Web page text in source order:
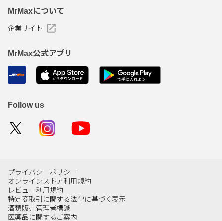
MrMaxについて
企業サイト
MrMax公式アプリ
Follow us
プライバシーポリシー
オンラインストア利用規約
レビュー利用規約
特定商取引に関する法律に基づく表示
酒類販売管理者標識
医薬品に関するご案内